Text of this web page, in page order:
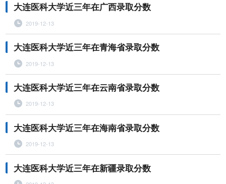
大连医科大学近三年在广西录取分数
2019-12-13
大连医科大学近三年在青海省录取分数
2019-12-13
大连医科大学近三年在云南省录取分数
2019-12-13
大连医科大学近三年在海南省录取分数
2019-12-13
大连医科大学近三年在新疆录取分数